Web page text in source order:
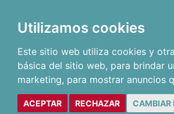
Utilizamos cookies
Este sitio web utiliza cookies y
básica del sitio web, para brindar
marketing, para mostrar anuncios
ACEPTAR RECHAZAR CAMBIAR